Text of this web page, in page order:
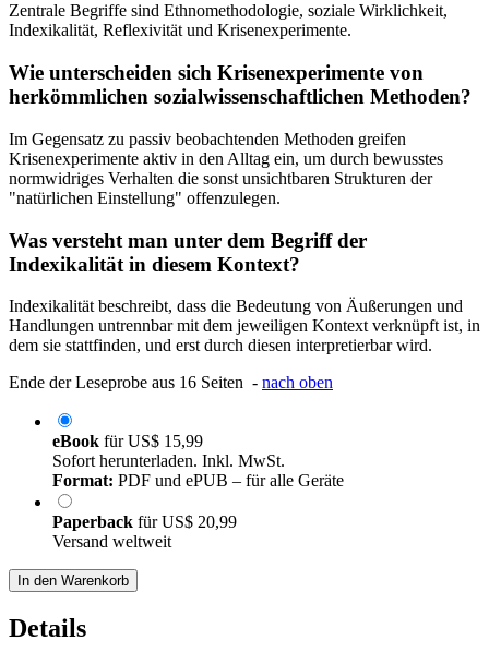
Zentrale Begriffe sind Ethnomethodologie, soziale Wirklichkeit,
Indexikalität, Reflexivität und Krisenexperimente.
Wie unterscheiden sich Krisenexperimente von
herkömmlichen sozialwissenschaftlichen Methoden?
Im Gegensatz zu passiv beobachtenden Methoden greifen
Krisenexperimente aktiv in den Alltag ein, um durch bewusstes
normwidriges Verhalten die sonst unsichtbaren Strukturen der
"natürlichen Einstellung" offenzulegen.
Was versteht man unter dem Begriff der
Indexikalität in diesem Kontext?
Indexikalität beschreibt, dass die Bedeutung von Äußerungen und
Handlungen untrennbar mit dem jeweiligen Kontext verknüpft ist, in
dem sie stattfinden, und erst durch diesen interpretierbar wird.
Ende der Leseprobe aus 16 Seiten - nach oben
eBook fürUS$ 15,99
Sofort herunterladen. Inkl. MwSt.
Format: PDF und ePUB – für alle Geräte
Paperback fürUS$ 20,99
Versand weltweit
In den Warenkorb
Details